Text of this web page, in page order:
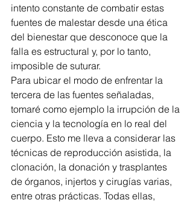
intento constante de combatir estas
fuentes de malestar desde una ética
del bienestar que desconoce que la
falla es estructural y, por lo tanto,
imposible de suturar.
Para ubicar el modo de enfrentar la
tercera de las fuentes señaladas,
tomaré como ejemplo la irrupción de la
ciencia y la tecnología en lo real del
cuerpo. Esto me lleva a considerar las
técnicas de reproducción asistida, la
clonación, la donación y trasplantes
de órganos, injertos y cirugías varias,
entre otras prácticas. Todas ellas,